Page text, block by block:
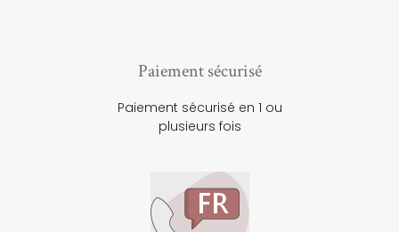
Paiement sécurisé
Paiement sécurisé en 1 ou
plusieurs fois